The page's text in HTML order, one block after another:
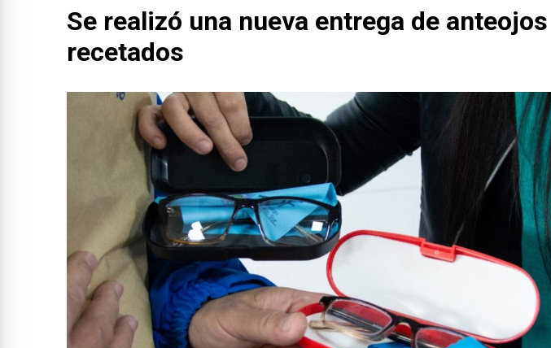
Se realizó una nueva entrega de anteojos
recetados